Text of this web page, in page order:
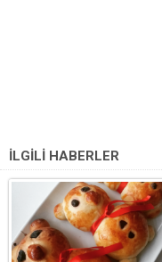
İLGİLİ HABERLER